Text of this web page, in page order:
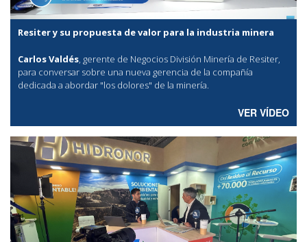
Resiter y su propuesta de valor para la industria minera
Carlos Valdés, gerente de Negocios División Minería de Resiter,
para conversar sobre una nueva gerencia de la compañía
dedicada a abordar "los dolores" de la minería.
VER VÍDEO